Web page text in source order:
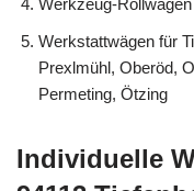
Werkstattwägen für
Prexlmühl, Oberöd,
Permeting, Ötzing
Individuelle